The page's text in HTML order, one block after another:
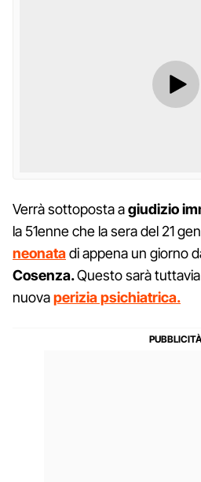
Verrà sottoposta agiudizio
la 51enne che la sera del 21
neonatadi appena un giorno
Cosenza.Questo sarà
nuovaperizia psichiatrica.